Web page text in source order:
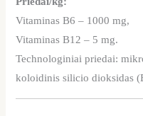
Vitaminas B6 – 1000 mg,
Vitaminas B12 – 5 mg.
Technologiniai priedai:
koloidinis silicio dioksidas